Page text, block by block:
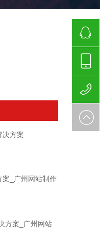
决方案
案_广州网站制作
方案_广州网站